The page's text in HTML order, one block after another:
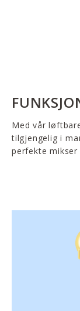
Med vår
tilgjengelig i
perfekte mikser